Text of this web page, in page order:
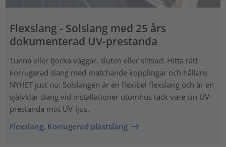
Flexslang - Solslang med 25 års
dokumenterad UV-prestanda
Tunna eller tjocka väggar, sluten eller slitsad: Hitta rätt
korrugerad slang med matchande kopplingar och hållare.
NYHET just nu: Solslangen är en flexibel flexslang och är en
självklar slang vid installationer utomhus tack vare sin UV-
prestanda mot UV-ljus.
Flexslang, Korrugerad plastslang